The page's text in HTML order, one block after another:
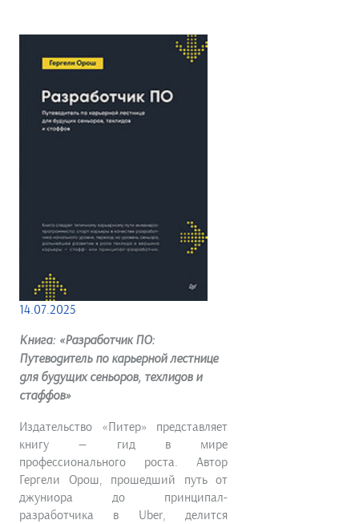
14.07.2025
Книга: «Разработчик ПО:
Путеводитель по карьерной лестнице
для будущих сеньоров, техлидов и
стаффов»
Издательство «Питер» представляет
книгу — гид в мире
профессионального роста. Автор
Гергели Орош, прошедший путь от
джуниора до принципал-
разработчика в Uber, делится